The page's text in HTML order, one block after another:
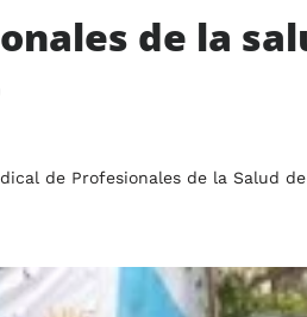
de la
de Profesionales de la Salud